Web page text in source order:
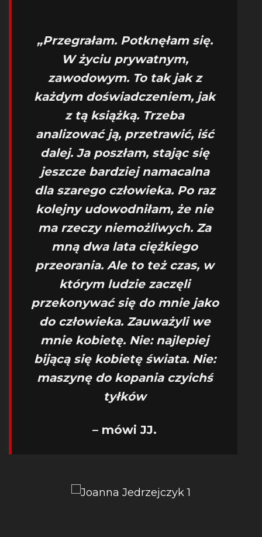
„Przegrałam. Potknęłam się.
W życiu prywatnym,
zawodowym. To tak jak z
każdym doświadczeniem, jak
z tą książką. Trzeba
analizować ją, przetrawić, iść
dalej. Ja poszłam, stając się
jeszcze bardziej namacalna
dla szarego człowieka. Po raz
kolejny udowodniłam, że nie
ma rzeczy niemożliwych. Za
mną dwa lata ciężkiego
przeorania. Ale to też czas, w
którym ludzie zaczęli
przekonywać się do mnie jako
do człowieka. Zauważyli we
mnie kobietę. Nie: najlepiej
bijącą się kobietę świata. Nie:
maszynę do kopania czyichś
tyłków
– mówi JJ.